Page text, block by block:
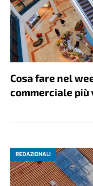
Cosa fare nel
commerciale più
REDAZIONALI